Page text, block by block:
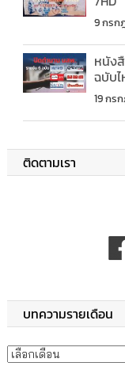
9 กรก
หนัง
ฉบับ
19 กร
ติดตามเรา
บทความรายเดือน
บทความรายเดือน